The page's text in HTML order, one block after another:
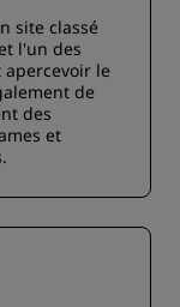
site classé
l'un des
le
de
des
et